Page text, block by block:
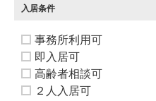
入居条件
事務所利用可
即入居可
高齢者相談可
２人入居可